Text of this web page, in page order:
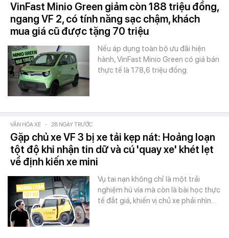
VinFast Minio Green giảm còn 188 triệu đồng,
ngang VF 2, có tính năng sạc chậm, khách
mua giá cũ được tặng 70 triệu
Nếu áp dụng toàn bộ ưu đãi hiện
hành, VinFast Minio Green có giá bán
thực tế là 178,6 triệu đồng.
VĂN HÓA XE - 28 NGÀY TRƯỚC
Gặp chủ xe VF 3 bị xe tải kẹp nát: Hoảng loạn
tột độ khi nhận tin dữ và cú 'quay xe' khét lẹt
về định kiến xe mini
Vụ tai nạn không chỉ là một trải
nghiệm hú vía mà còn là bài học thực
tế đắt giá, khiến vị chủ xe phải nhìn…